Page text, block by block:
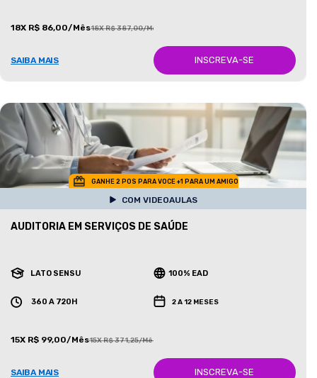
18X R$ 86,00/Mês18X R$ 387,00/Mês
SAIBA MAIS INSCREVA-SE
GANHE 2 POS PARA VOCE +1 PARA UM AMIGO
COM VIDEOAULAS
AUDITORIA EM SERVIÇOS DE SAÚDE
LATO SENSU 100% EAD
360 A 720H 2 A 12 MESES
15X R$ 99,00/Mês15X R$ 371,25/Mês
SAIBA MAIS INSCREVA-SE